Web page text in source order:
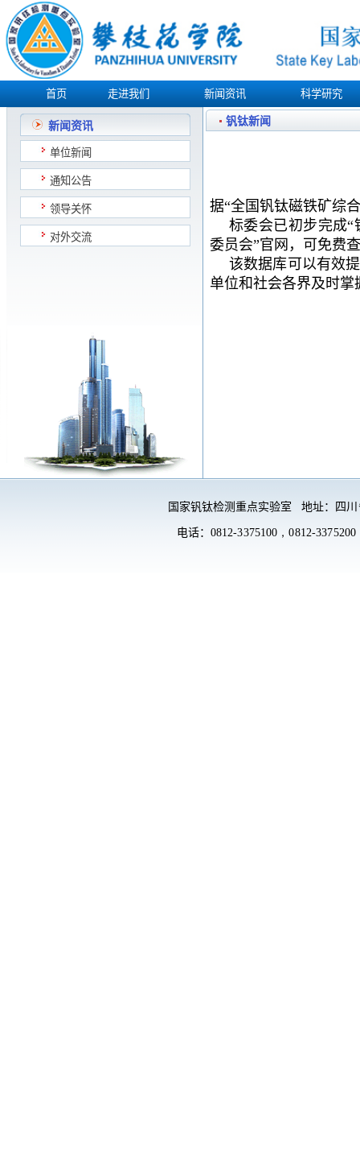
首页 走进我们 新闻资讯 科学研究
新闻资讯
单位新闻
通知公告
领导关怀
对外交流
钒钛新闻
据“全国钒钛磁铁矿综
标委会已初步完成“
委员会”官网，可免费
该数据库可以有效
单位和社会各界及时
国家钒钛检测重点实验室 地址： 四
电话： 0812-3375100，0812-3375200